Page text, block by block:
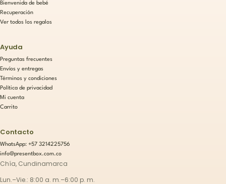
Bienvenida de bebé
Recuperación
Ver todos los regalos
Ayuda
Preguntas frecuentes
Envíos y entregas
Términos y condiciones
Política de privacidad
Mi cuenta
Carrito
Contacto
WhatsApp: +57 3214225756
info@presentbox.com.co
Chía, Cundinamarca
Lun.–Vie.: 8:00 a. m.–6:00 p. m.